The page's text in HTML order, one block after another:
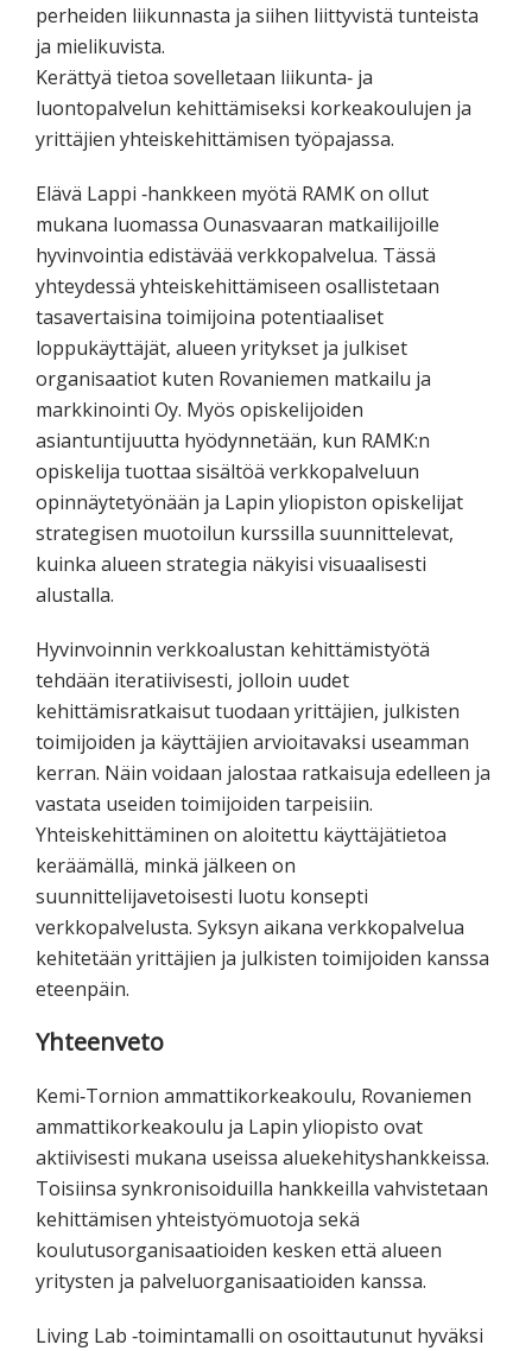
perheiden liikunnasta ja siihen liittyvistä tunteista
ja mielikuvista.
Kerättyä tietoa sovelletaan liikunta‐ ja
luontopalvelun kehittämiseksi korkeakoulujen ja
yrittäjien yhteiskehittämisen työpajassa.
Elävä Lappi ‐hankkeen myötä RAMK on ollut
mukana luomassa Ounasvaaran matkailijoille
hyvinvointia edistävää verkkopalvelua. Tässä
yhteydessä yhteiskehittämiseen osallistetaan
tasavertaisina toimijoina potentiaaliset
loppukäyttäjät, alueen yritykset ja julkiset
organisaatiot kuten Rovaniemen matkailu ja
markkinointi Oy. Myös opiskelijoiden
asiantuntijuutta hyödynnetään, kun RAMK:n
opiskelija tuottaa sisältöä verkkopalveluun
opinnäytetyönään ja Lapin yliopiston opiskelijat
strategisen muotoilun kurssilla suunnittelevat,
kuinka alueen strategia näkyisi visuaalisesti
alustalla.
Hyvinvoinnin verkkoalustan kehittämistyötä
tehdään iteratiivisesti, jolloin uudet
kehittämisratkaisut tuodaan yrittäjien, julkisten
toimijoiden ja käyttäjien arvioitavaksi useamman
kerran. Näin voidaan jalostaa ratkaisuja edelleen ja
vastata useiden toimijoiden tarpeisiin.
Yhteiskehittäminen on aloitettu käyttäjätietoa
keräämällä, minkä jälkeen on
suunnittelijavetoisesti luotu konsepti
verkkopalvelusta. Syksyn aikana verkkopalvelua
kehitetään yrittäjien ja julkisten toimijoiden kanssa
eteenpäin.
Yhteenveto
Kemi‐Tornion ammattikorkeakoulu, Rovaniemen
ammattikorkeakoulu ja Lapin yliopisto ovat
aktiivisesti mukana useissa aluekehityshankkeissa.
Toisiinsa synkronisoiduilla hankkeilla vahvistetaan
kehittämisen yhteistyömuotoja sekä
koulutusorganisaatioiden kesken että alueen
yritysten ja palveluorganisaatioiden kanssa.
Living Lab ‐toimintamalli on osoittautunut hyväksi